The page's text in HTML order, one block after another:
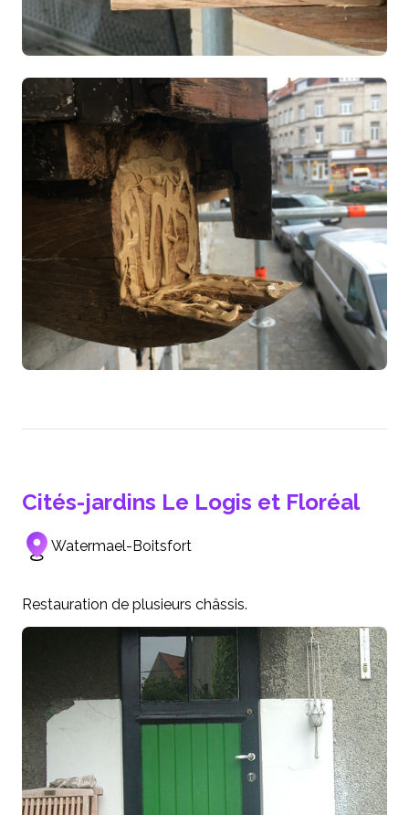
Cités-jardins Le Logis et Floréal
Watermael-Boitsfort
Restauration de plusieurs châssis.